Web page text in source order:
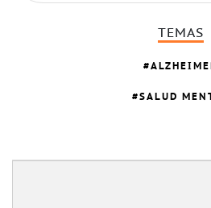
TEMAS
SALUD